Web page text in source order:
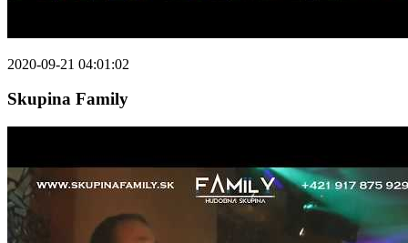
2020-09-21 04:01:02
Skupina Family